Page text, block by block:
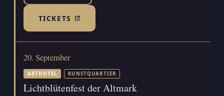
TICKETS(TICKETSHOP, ÖFFNET IN NEUEM TAB)
20. September
ARTHOTEL KUNSTQUARTIER
Lichtblütenfest der Altmark